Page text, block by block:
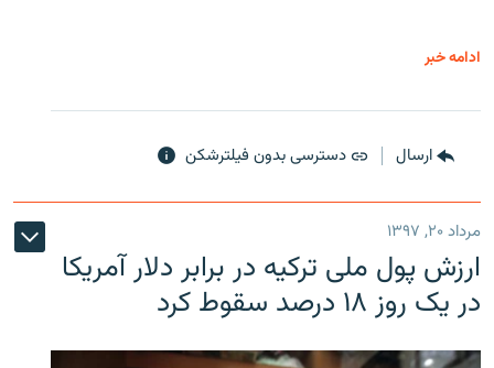
ادامه خبر
ارسال دسترسی بدون فیلترشکن
مرداد ۲۰, ۱۳۹۷
ارزش پول ملی ترکیه در برابر دلار آمریکا
در یک روز ۱۸ درصد سقوط کرد